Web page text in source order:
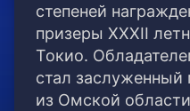
степеней
призеры XXXII
Токио.
стал заслуженный
из Омской